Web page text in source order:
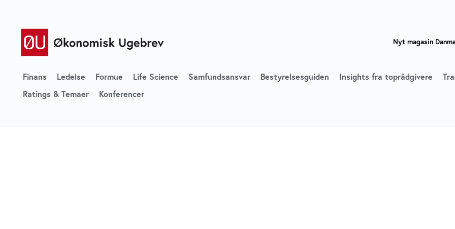
Nyt magasin
Finans Ledelse Formue Life Science Samfundsansvar Bestyrelsesguiden Insights fra toprådgivere
Ratings & Temaer
Konferencer